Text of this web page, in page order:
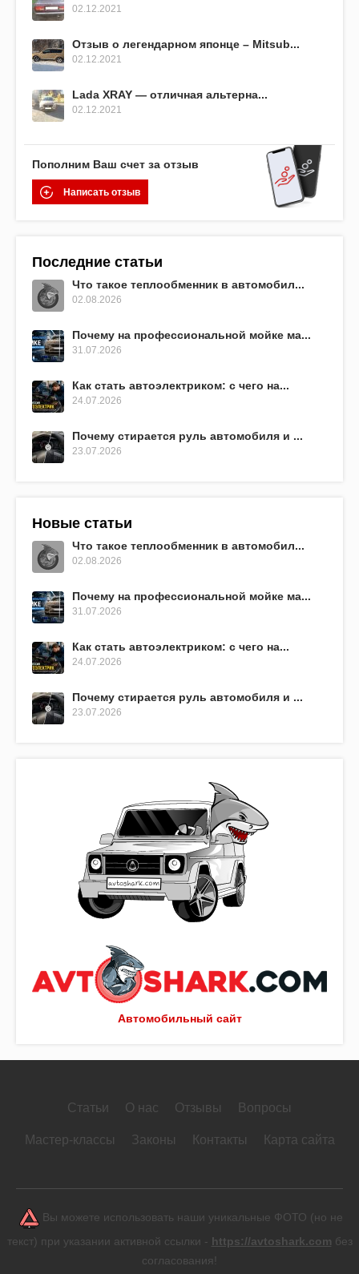
Автомобильный сайт
02.12.2021
Отзыв о легендарном японце – Mitsub...
02.12.2021
Lada XRAY — отличная альтерна...
02.12.2021
Пополним Ваш счет за отзыв
Написать отзыв
Последние статьи
Что такое теплообменник в автомобил...
02.08.2026
Почему на профессиональной мойке ма...
31.07.2026
Как стать автоэлектриком: с чего на...
24.07.2026
Почему стирается руль автомобиля и ...
23.07.2026
Новые статьи
Что такое теплообменник в автомобил...
02.08.2026
Почему на профессиональной мойке ма...
31.07.2026
Как стать автоэлектриком: с чего на...
24.07.2026
Почему стирается руль автомобиля и ...
23.07.2026
Статьи О нас Отзывы Вопросы
Мастер-классы Законы Контакты Карта сайта
Вы можете использовать наши уникальные ФОТО (но не
текст) при указании активной ссылки - https://avtoshark.com без
согласования!